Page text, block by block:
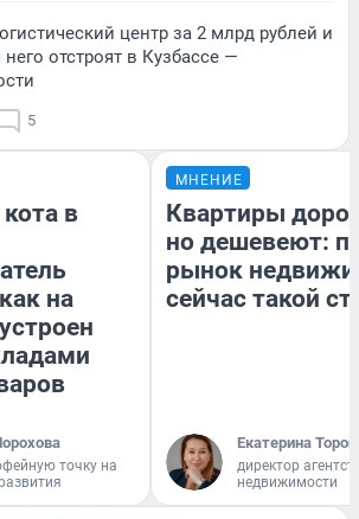
центр за 2 млрд рублей и
отстроят в Кузбассе —
5
в
на
точку на
МНЕНИЕ
Квартиры
но дешевеют:
рынок
сейчас такой
Екатерина
директор
недвижимости